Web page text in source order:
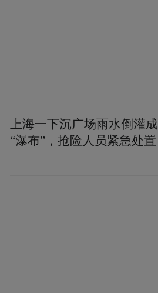
上海一下沉广场雨水倒灌成
“瀑布”，抢险人员紧急处置